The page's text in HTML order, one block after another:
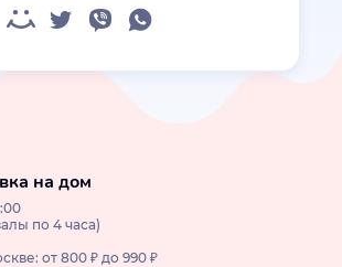
на дом
по 4 часа)
от 800 ₽ до 990 ₽